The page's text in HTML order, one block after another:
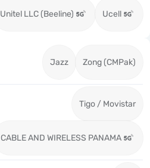
Unitel LLC (Beeline) Ucell
Jazz Zong (CMPak)
Tigo / Movistar
CABLE AND WIRELESS PANAMA